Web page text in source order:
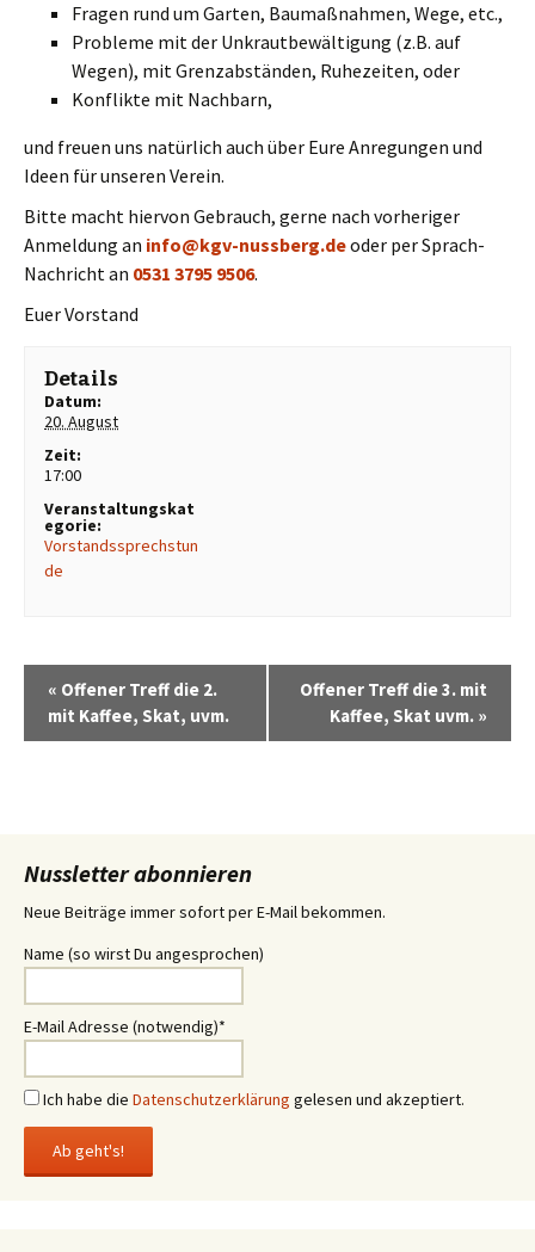
Fragen rund um Garten, Baumaßnahmen, Wege, etc.,
Probleme mit der Unkrautbewältigung (z.B. auf
Wegen), mit Grenzabständen, Ruhezeiten, oder
Konflikte mit Nachbarn,
und freuen uns natürlich auch über Eure Anregungen und
Ideen für unseren Verein.
Bitte macht hiervon Gebrauch, gerne nach vorheriger
Anmeldung an info@kgv-nussberg.deoder per Sprach-
Nachricht an 0531 3795 9506.
Euer Vorstand
Details
Datum:
20. August
Zeit:
17:00
Veranstaltungskat
egorie:
Vorstandssprechstun
de
« Offener Treff die 2.
mit Kaffee, Skat, uvm.
Offener Treff die 3. mit
Kaffee, Skat uvm. »
Nussletter abonnieren
Neue Beiträge immer sofort per E-Mail bekommen.
Name (so wirst Du angesprochen)
E-Mail Adresse (notwendig)*
Ich habe die Datenschutzerklärung gelesen und akzeptiert.